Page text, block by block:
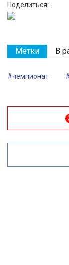
Поделиться:
Метки В
#чемпионат